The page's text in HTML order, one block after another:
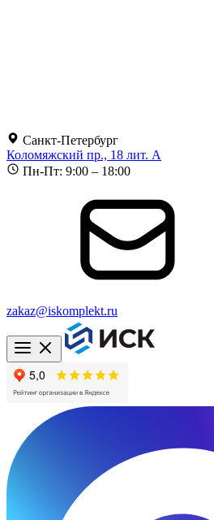
Санкт-Петербург
Коломяжский пр., 18 лит. А
Пн-Пт: 9:00 – 18:00
zakaz@iskomplekt.ru